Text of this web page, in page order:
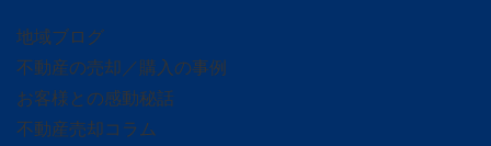
地域ブログ
不動産の売却／購入の事例
お客様との感動秘話
不動産売却コラム